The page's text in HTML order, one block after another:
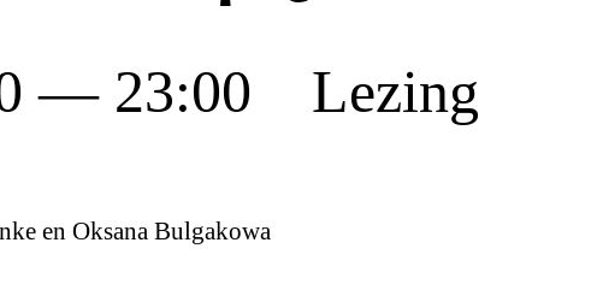
— 23:00 Lezing
en Oksana Bulgakowa